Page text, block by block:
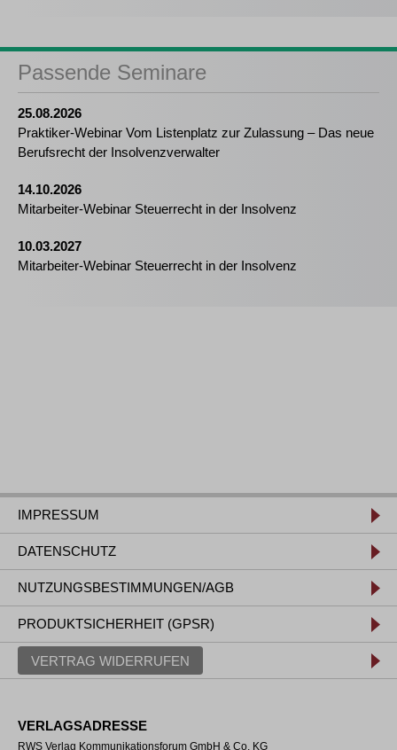
Passende Seminare
25.08.2026
Praktiker-Webinar Vom Listenplatz zur Zulassung – Das neue
Berufsrecht der Insolvenzverwalter
14.10.2026
Mitarbeiter-Webinar Steuerrecht in der Insolvenz
10.03.2027
Mitarbeiter-Webinar Steuerrecht in der Insolvenz
IMPRESSUM
DATENSCHUTZ
NUTZUNGSBESTIMMUNGEN/AGB
PRODUKTSICHERHEIT (GPSR)
VERTRAG WIDERRUFEN
VERLAGSADRESSE
RWS Verlag Kommunikationsforum GmbH & Co. KG